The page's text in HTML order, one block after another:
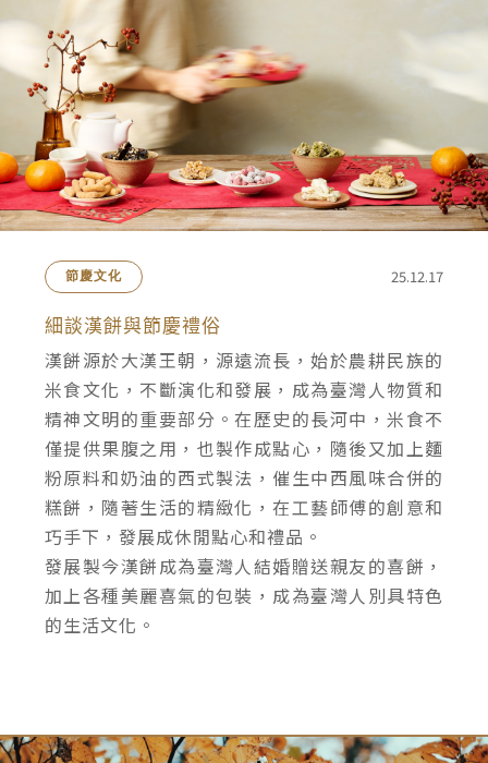
節慶文化 25.12.17
細談漢餅與節慶禮俗
漢餅源於大漢王朝，源遠流長，始於農耕民族的
米食文化，不斷演化和發展，成為臺灣人物質和
精神文明的重要部分。在歷史的長河中，米食不
僅提供果腹之用，也製作成點心，隨後又加上麵
粉原料和奶油的西式製法，催生中西風味合併的
糕餅，隨著生活的精緻化，在工藝師傅的創意和
巧手下，發展成休閒點心和禮品。
發展製今漢餅成為臺灣人結婚贈送親友的喜餅，
加上各種美麗喜氣的包裝，成為臺灣人別具特色
的生活文化。